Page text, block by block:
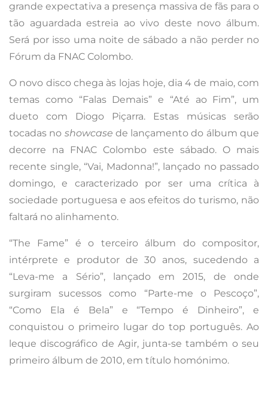
grande expectativa a presença massiva de fãs para o
tão aguardada estreia ao vivo deste novo álbum.
Será por isso uma noite de sábado a não perder no
Fórum da FNAC Colombo.
O novo disco chega às lojas hoje, dia 4 de maio, com
temas como “Falas Demais” e “Até ao Fim”, um
dueto com Diogo Piçarra. Estas músicas serão
tocadas no showcase de lançamento do álbum que
decorre na FNAC Colombo este sábado. O mais
recente single, “Vai, Madonna!”, lançado no passado
domingo, e caracterizado por ser uma crítica à
sociedade portuguesa e aos efeitos do turismo, não
faltará no alinhamento.
“The Fame” é o terceiro álbum do compositor,
intérprete e produtor de 30 anos, sucedendo a
“Leva-me a Sério”, lançado em 2015, de onde
surgiram sucessos como “Parte-me o Pescoço”,
“Como Ela é Bela” e “Tempo é Dinheiro”, e
conquistou o primeiro lugar do top português. Ao
leque discográfico de Agir, junta-se também o seu
primeiro álbum de 2010, em título homónimo.